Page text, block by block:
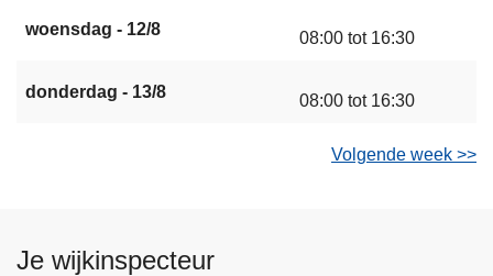
woensdag - 12/8 08:00 tot 16:30
donderdag - 13/8 08:00 tot 16:30
Volgende week >>
Je wijkinspecteur